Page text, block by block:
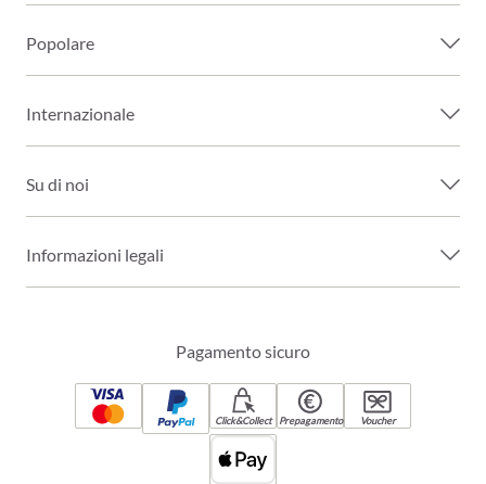
Popolare
Internazionale
Su di noi
Informazioni legali
Pagamento sicuro
Click&Collect Prepagamento Voucher